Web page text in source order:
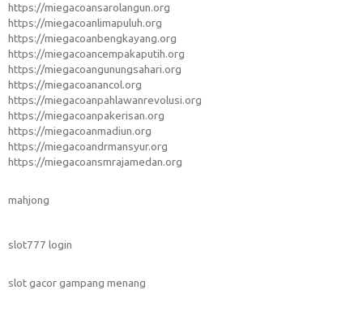
https://miegacoansarolangun.org
https://miegacoanlimapuluh.org
https://miegacoanbengkayang.org
https://miegacoancempakaputih.org
https://miegacoangunungsahari.org
https://miegacoanancol.org
https://miegacoanpahlawanrevolusi.org
https://miegacoanpakerisan.org
https://miegacoanmadiun.org
https://miegacoandrmansyur.org
https://miegacoansmrajamedan.org
mahjong
slot777 login
slot gacor gampang menang